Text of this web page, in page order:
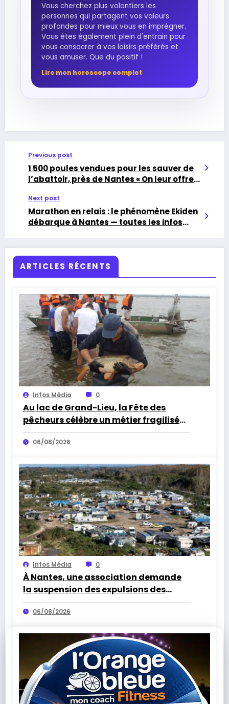
Vous cherchez plus volontiers les
personnes qui partagent vos valeurs
profondes pour mieux vous en imprégner.
Vous êtes également plein d'entrain pour
vous consacrer à vos loisirs préférés et
vous amuser. Que du positif !
Lire mon horoscope complet
Previous post
1 500 poules vendues pour les sauver de
l’abattoir, près de Nantes « On leur offre
Next post
Marathon en relais : le phénomène Ekiden
débarque à Nantes — toutes les infos
ARTICLES RÉCENTS
Infos Média 0
Au lac de Grand-Lieu, la Fête des
pêcheurs célèbre un métier fragilisé
par les cormorans et la sécheresse
06/08/2026
Infos Média 0
À Nantes, une association demande
la suspension des expulsions des
bidonvilles sans solution de
relogement
06/08/2026